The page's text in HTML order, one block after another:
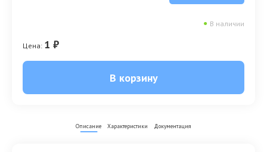
● В наличии
Цена: 1 ₽
В корзину
Описание Характеристики Документация